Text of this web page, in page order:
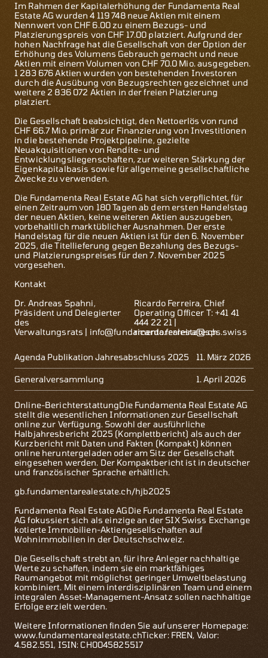
Im Rahmen der Kapitalerhöhung der Fundamenta Real
Estate AG wurden 4 119 748 neue Aktien mit einem
Nennwert von CHF 6.00 zu einem Bezugs- und
Platzierungspreis von CHF 17.00 platziert. Aufgrund der
hohen Nachfrage hat die Gesellschaft von der Option der
Erhöhung des Volumens Gebrauch gemacht und neue
Aktien mit einem Volumen von CHF 70.0 Mio. ausgegeben.
1 283 676 Aktien wurden von bestehenden Investoren
durch die Ausübung von Bezugsrechten gezeichnet und
weitere 2 836 072 Aktien in der freien Platzierung
platziert.
Die Gesellschaft beabsichtigt, den Nettoerlös von rund
CHF 66.7 Mio. primär zur Finanzierung von Investitionen
in die bestehende Projektpipeline, gezielte
Neuakquisitionen von Rendite- und
Entwicklungsliegenschaften, zur weiteren Stärkung der
Eigenkapitalbasis sowie für allgemeine gesellschaftliche
Zwecke zu verwenden.
Die Fundamenta Real Estate AG hat sich verpflichtet, für
einen Zeitraum von 180 Tagen ab dem ersten Handelstag
der neuen Aktien, keine weiteren Aktien auszugeben,
vorbehaltlich marktüblicher Ausnahmen. Der erste
Handelstag für die neuen Aktien ist für den 6. November
2025, die Titellieferung gegen Bezahlung des Bezugs-
und Platzierungspreises für den 7. November 2025
vorgesehen.
Kontakt
Dr. Andreas Spahni,
Präsident und Delegierter
des
Verwaltungsrats | info@fundamentarealestate.ch
Ricardo Ferreira, Chief
Operating Officer T: +41 41
444 22 21 |
ricardo.ferreira@sps.swiss
Agenda Publikation Jahresabschluss 2025 11. März 2026
Generalversammlung 1. April 2026
Online-BerichterstattungDie Fundamenta Real Estate AG
stellt die wesentlichen Informationen zur Gesellschaft
online zur Verfügung. Sowohl der ausführliche
Halbjahresbericht 2025 (Komplettbericht) als auch der
Kurzbericht mit Daten und Fakten (Kompakt) können
online heruntergeladen oder am Sitz der Gesellschaft
eingesehen werden. Der Kompaktbericht ist in deutscher
und französischer Sprache erhältlich.
gb.fundamentarealestate.ch/hjb2025
Fundamenta Real Estate AGDie Fundamenta Real Estate
AG fokussiert sich als einzige an der SIX Swiss Exchange
kotierte Immobilien-Aktiengesellschaften auf
Wohnimmobilien in der Deutschschweiz.
Die Gesellschaft strebt an, für ihre Anleger nachhaltige
Werte zu schaffen, indem sie ein marktfähiges
Raumangebot mit möglichst geringer Umweltbelastung
kombiniert. Mit einem interdisziplinären Team und einem
integralen Asset-Management-Ansatz sollen nachhaltige
Erfolge erzielt werden.
Weitere Informationen finden Sie auf unserer Homepage:
www.fundamentarealestate.chTicker: FREN, Valor:
4.582.551, ISIN: CH0045825517